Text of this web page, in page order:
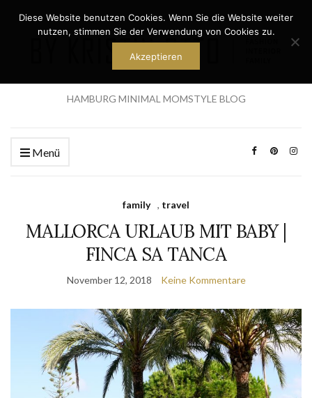
HAMBURG MINIMAL MOMSTYLE BLOG
Menü
family , travel
MALLORCA URLAUB MIT BABY |
FINCA SA TANCA
November 12, 2018 Keine Kommentare
Diese Website benutzen Cookies. Wenn Sie die Website weiter
nutzen, stimmen Sie der Verwendung von Cookies zu.
Akzeptieren